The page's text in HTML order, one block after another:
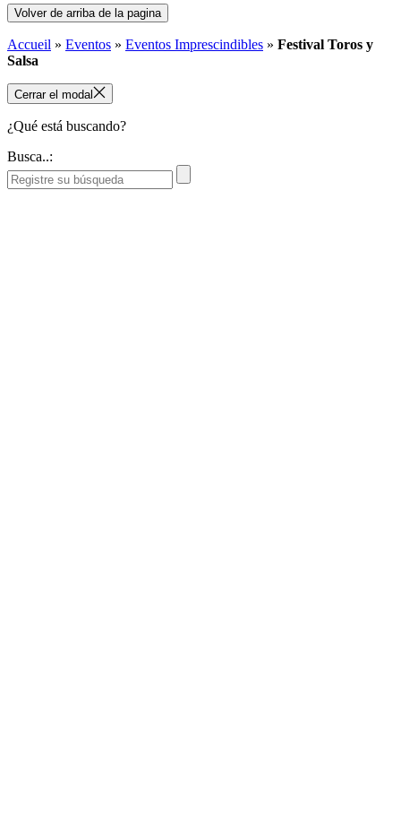
Volver de arriba de la pagina
Accueil » Eventos » Eventos Imprescindibles » Festival Toros y
Salsa
Cerrar el modal
¿Qué está buscando?
Busca..: